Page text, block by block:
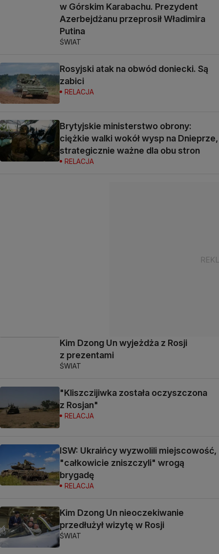
w Górskim Karabachu. Prezydent
Azerbejdżanu przeprosił Władimira
Putina
ŚWIAT
Rosyjski atak na obwód doniecki. Są
zabici
RELACJA
Brytyjskie ministerstwo obrony:
ciężkie walki wokół wysp na Dnieprze,
strategicznie ważne dla obu stron
RELACJA
Kim Dzong Un wyjeżdża z Rosji
z prezentami
ŚWIAT
"Kliszczijiwka została oczyszczona
z Rosjan"
RELACJA
ISW: Ukraińcy wyzwolili miejscowość,
"całkowicie zniszczyli" wrogą
brygadę
RELACJA
Kim Dzong Un nieoczekiwanie
przedłużył wizytę w Rosji
ŚWIAT